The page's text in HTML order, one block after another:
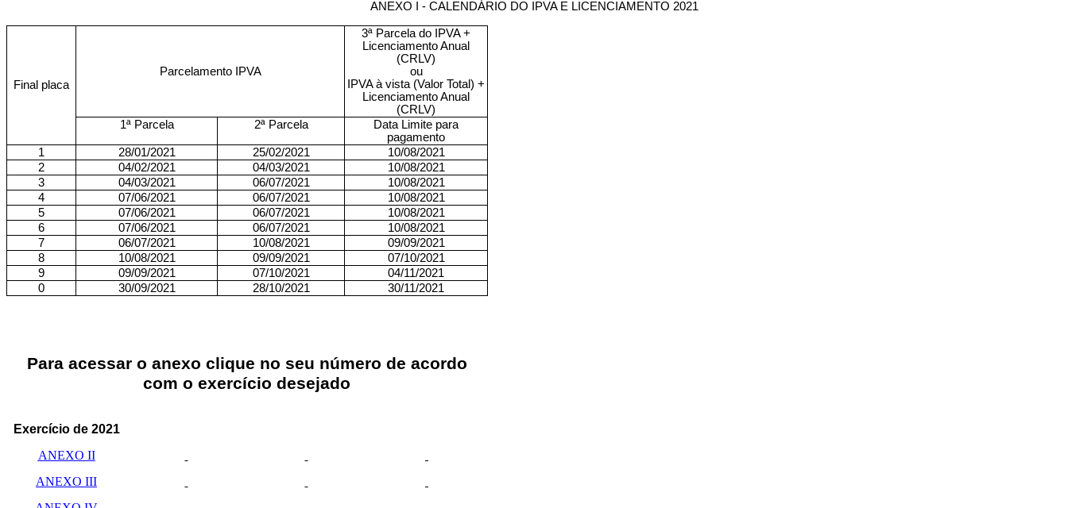
ANEXO I - CALENDÁRIO DO IPVA E LICENCIAMENTO 2021
Final placa
Parcelamento IPVA
3ª Parcela do IPVA +
Licenciamento Anual
(CRLV)
ou
IPVA à vista (Valor Total) +
Licenciamento Anual
(CRLV)
1ª Parcela
2ª Parcela
Data Limite para
pagamento
1
28/01/2021 25/02/2021
10/08/2021
2
04/02/2021 04/03/2021
10/08/2021
3
04/03/2021 06/07/2021
10/08/2021
4
07/06/2021 06/07/2021
10/08/2021
5
07/06/2021 06/07/2021
10/08/2021
6
07/06/2021 06/07/2021
10/08/2021
7
06/07/2021 10/08/2021
09/09/2021
8
10/08/2021 09/09/2021
07/10/2021
9
09/09/2021 07/10/2021
04/11/2021
0
30/09/2021 28/10/2021 30/11/2021
Para acessar o anexo clique no seu número de acordo
com o exercício desejado
Exercício de 2021
ANEXO II
ANEXO III